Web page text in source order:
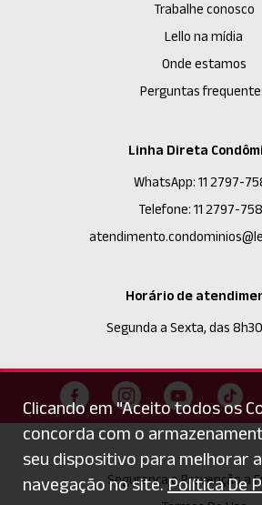
Trabalhe conosco
Lello na mídia
Onde estamos
Perguntas
Linha Direta
WhatsApp: 11 2797-
Telefone: 11 2797-
Horário de
Segunda a Sexta, das
Segurança e Prevenção a
Clicando em "Aceito todos os
concorda com o
seu dispositivo para melhorar
navegação no site.Política De